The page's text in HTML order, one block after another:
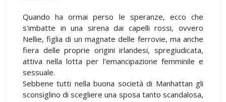
Quando ha ormai perso le speranze, ecco che
s'imbatte in una sirena dai capelli rossi, ovvero
Nellie, figlia di un magnate delle ferrovie, ma anche
fiera delle proprie origini irlandesi, spregiudicata,
attiva nella lotta per l'emancipazione femminile e
sessuale.
Sebbene tutti nella buona società di Manhattan gli
sconsiglino di scegliere una sposa tanto scandalosa,